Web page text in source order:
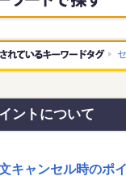
ントについて
キャンセル時のポ